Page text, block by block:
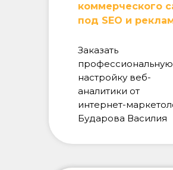
Заказать
профессиональную
настройку веб-
аналитики от
интернет-
Бударова Василия
коммерческого
под SEO и